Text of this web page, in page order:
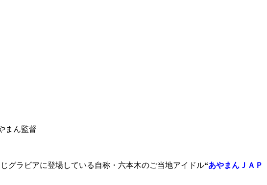
まん監督
グラビアに登場している自称・六本木のご当地アイドル“あやまんＪＡＰ